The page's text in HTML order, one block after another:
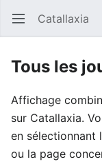
Ouvrir le menu principal Catallaxia
Tous les
Affichage
sur Catallaxia.
en sélectionnant
ou la page